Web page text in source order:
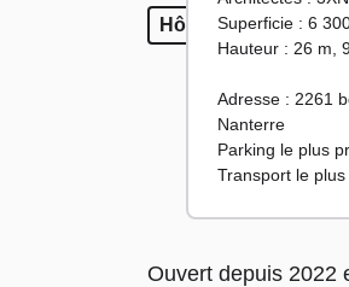
HôtelsHôtels
Superficie : 6
Hauteur : 26 m,
Adresse : 2261
Nanterre
Parking le plus
Transport le
Ouvert depuis 2022